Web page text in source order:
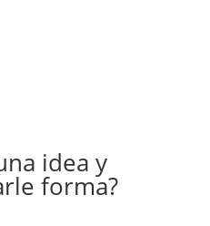
idea y
forma?